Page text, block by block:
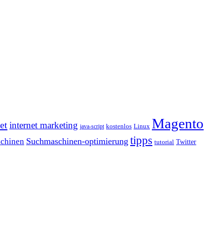
internet marketing java-script kostenlos Linux Magento
Suchmaschinen-optimierung tipps tutorial Twitter